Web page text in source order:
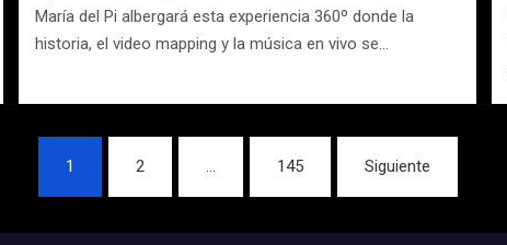
María del Pi albergará esta experiencia 360º donde la
historia, el video mapping y la música en vivo se…
1 2 … 145 Siguiente